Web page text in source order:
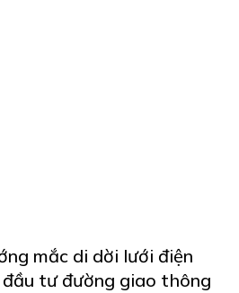
mắc di dời lưới điện
tư đường giao thông